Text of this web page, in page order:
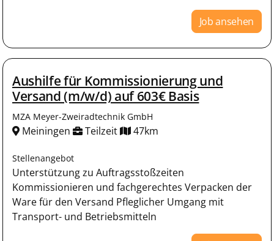
Job ansehen
Aushilfe für Kommissionierung und
Versand (m/w/d) auf 603€ Basis
MZA Meyer-Zweiradtechnik GmbH
Meiningen Teilzeit 47km
Stellenangebot
Unterstützung zu Auftragsstoßzeiten
Kommissionieren und fachgerechtes Verpacken der
Ware für den Versand Pfleglicher Umgang mit
Transport- und Betriebsmitteln